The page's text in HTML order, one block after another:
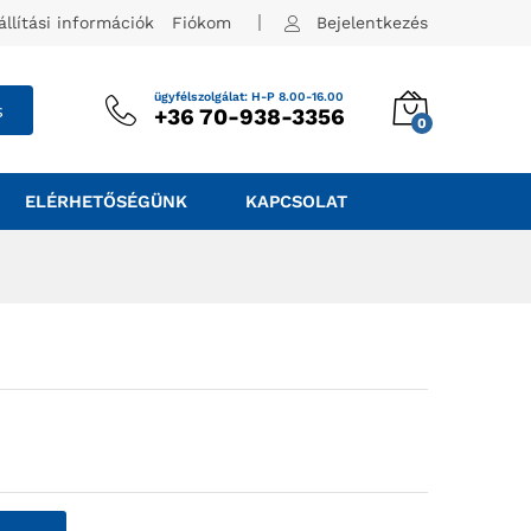
információk Fiókom Bejelentkezés
ügyfélszolgálat: H-P 8.00-16.00
+36 70-938-3356 0
ELÉRHETŐSÉGÜNK KAPCSOLAT